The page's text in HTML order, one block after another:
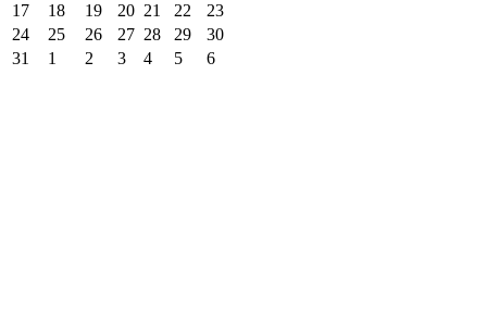
17
18 19 20 21 22
23
24
25 26 27 28 29
30
31
1 2 3 4 5 6